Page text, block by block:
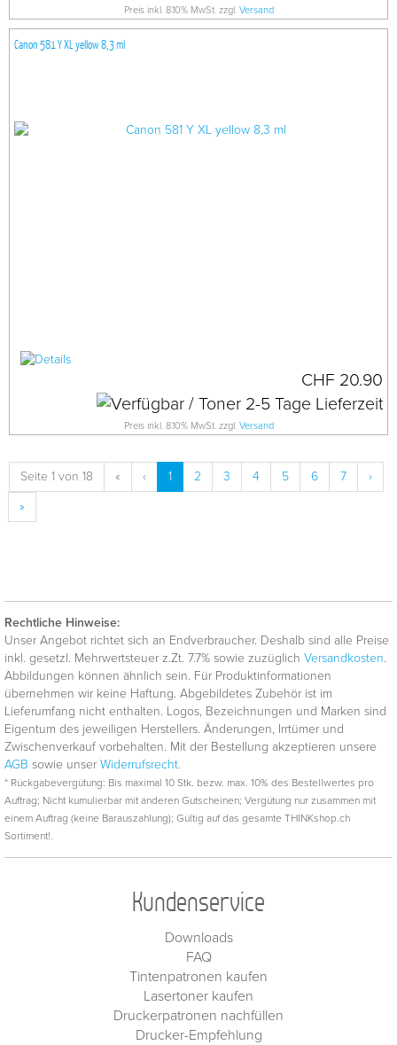
Preis inkl. 8.10% MwSt. zzgl. Versand
Canon 581 Y XL yellow 8,3 ml
CHF 20.90
Preis inkl. 8.10% MwSt. zzgl. Versand
Seite 1 von 18 « ‹ 1 2 3 4 5 6 7
›
»
Rechtliche Hinweise:
Unser Angebot richtet sich an Endverbraucher. Deshalb sind alle Preise
inkl. gesetzl. Mehrwertsteuer z.Zt. 7.7% sowie zuzüglich Versandkosten.
Abbildungen können ähnlich sein. Für Produktinformationen
übernehmen wir keine Haftung. Abgebildetes Zubehör ist im
Lieferumfang nicht enthalten. Logos, Bezeichnungen und Marken sind
Eigentum des jeweiligen Herstellers. Änderungen, Irrtümer und
Zwischenverkauf vorbehalten. Mit der Bestellung akzeptieren unsere
AGB sowie unser Widerrufsrecht.
* Rückgabevergütung: Bis maximal 10 Stk. bezw. max. 10% des Bestellwertes pro
Auftrag; Nicht kumulierbar mit anderen Gutscheinen; Vergütung nur zusammen mit
einem Auftrag (keine Barauszahlung); Gültig auf das gesamte THINKshop.ch
Sortiment!.
Kundenservice
Downloads
FAQ
Tintenpatronen kaufen
Lasertoner kaufen
Druckerpatronen nachfüllen
Drucker-Empfehlung